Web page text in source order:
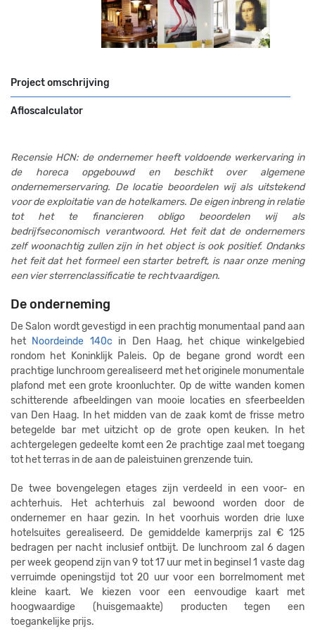
Project omschrijving
Afloscalculator
Recensie HCN: de ondernemer heeft voldoende werkervaring in
de horeca opgebouwd en beschikt over algemene
ondernemerservaring. De locatie beoordelen wij als uitstekend
voor de exploitatie van de hotelkamers. De eigen inbreng in relatie
tot het te financieren obligo beoordelen wij als
bedrijfseconomisch verantwoord. Het feit dat de ondernemers
zelf woonachtig zullen zijn in het object is ook positief. Ondanks
het feit dat het formeel een starter betreft, is naar onze mening
een vier sterrenclassificatie te rechtvaardigen.
De onderneming
De Salon wordt gevestigd in een prachtig monumentaal pand aan
het Noordeinde 140c in Den Haag, het chique winkelgebied
rondom het Koninklijk Paleis. Op de begane grond wordt een
prachtige lunchroom gerealiseerd met het originele monumentale
plafond met een grote kroonluchter. Op de witte wanden komen
schitterende afbeeldingen van mooie locaties en sfeerbeelden
van Den Haag. In het midden van de zaak komt de frisse metro
betegelde bar met uitzicht op de grote open keuken. In het
achtergelegen gedeelte komt een 2e prachtige zaal met toegang
tot het terras in de aan de paleistuinen grenzende tuin.
De twee bovengelegen etages zijn verdeeld in een voor- en
achterhuis. Het achterhuis zal bewoond worden door de
ondernemer en haar gezin. In het voorhuis worden drie luxe
hotelsuites gerealiseerd. De gemiddelde kamerprijs zal € 125
bedragen per nacht inclusief ontbijt. De lunchroom zal 6 dagen
per week geopend zijn van 9 tot 17 uur met in beginsel 1 vaste dag
verruimde openingstijd tot 20 uur voor een borrelmoment met
kleine kaart. We kiezen voor een eenvoudige kaart met
hoogwaardige (huisgemaakte) producten tegen een
toegankelijke prijs.